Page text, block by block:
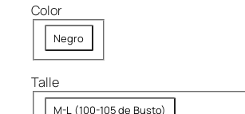
5
5
,
9
9
.
Color
Negro
Talle
M-L (100-105 de Busto)